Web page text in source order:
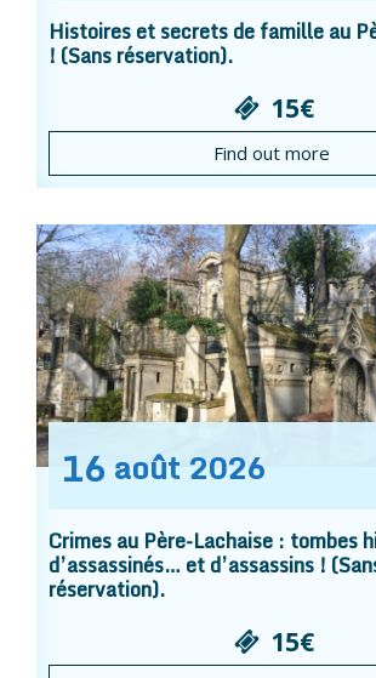
Histoires et secrets de famille au
! (Sans réservation).
15€
Find out more
16 août 2026
Crimes au Père-Lachaise : tombes
d’assassinés… et d’assassins !
réservation).
15€